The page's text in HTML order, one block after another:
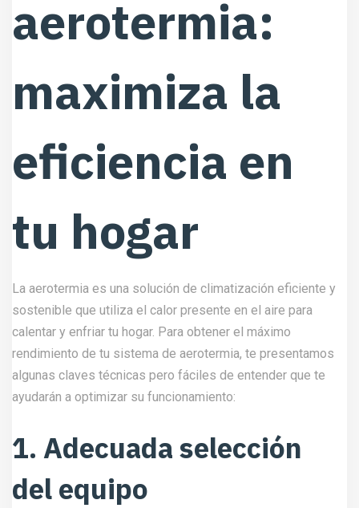
aerotermia:
maximiza la
eficiencia en
tu hogar
La aerotermia es una solución de climatización eficiente y
sostenible que utiliza el calor presente en el aire para
calentar y enfriar tu hogar. Para obtener el máximo
rendimiento de tu sistema de aerotermia, te presentamos
algunas claves técnicas pero fáciles de entender que te
ayudarán a optimizar su funcionamiento:
1. Adecuada selección
del equipo